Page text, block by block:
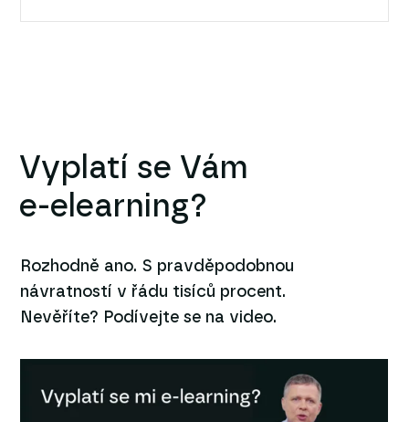
Vyplatí se Vám
e-elearning?
Rozhodně ano. S pravděpodobnou
návratností v řádu tisíců procent.
Nevěříte? Podívejte se na video.